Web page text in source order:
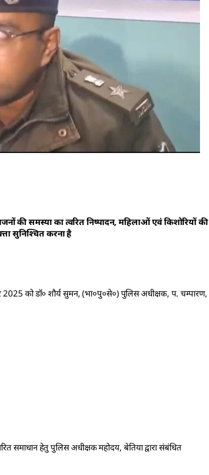
की समस्या का त्वरित निष्पादन, महिलाओं एवं किशोरियों की
सुनिश्चित करना है
को डॉ० शौर्य सुमन, (भा०पु०से०) पुलिस अधीक्षक, प. चम्पारण,
समाधान हेतु पुलिस अधीक्षक महोदय, बेतिया द्वारा संबंधित